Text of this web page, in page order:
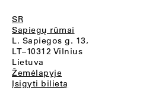
SR
Sapiegų rūmai
L. Sapiegos g. 13,
LT–10312 Vilnius
Lietuva
Žemėlapyje
Įsigyti bilietą